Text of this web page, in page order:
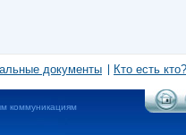
документы Кто есть кто?
коммуникациям